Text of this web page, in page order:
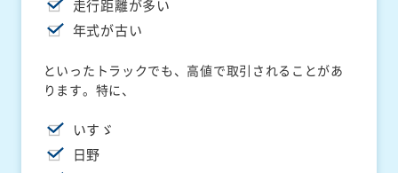
走行距離が多い
年式が古い
といったトラックでも、高値で取引されることがあ
ります。特に、
いすゞ
日野